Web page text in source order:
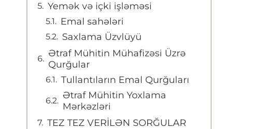
Yemək və içki işləməsi
Emal sahələri
Saxlama Üzvlüyü
Ətraf Mühitin Mühafizəsi Üzrə
Qurğular
Tullantıların Emal Qurğuları
Ətraf Mühitin Yoxlama
Mərkəzləri
TEZ TEZ VERİLƏN SORĞULAR